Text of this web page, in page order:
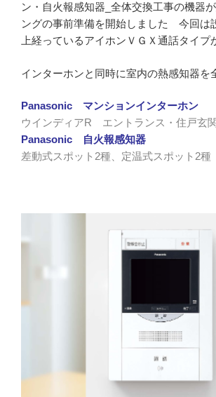
ン・自火報感知器_全体交換工事の機器
ングの事前準備を開始しました 今回は
上経っているアイホンＶＧＸ通話タイプ
インターホンと同時に室内の熱感知器を
Panasonic マンションインターホン
ウインディアR エントランス・住戸玄
Panasonic 自火報感知器
差動式スポット2種、定温式スポット2種